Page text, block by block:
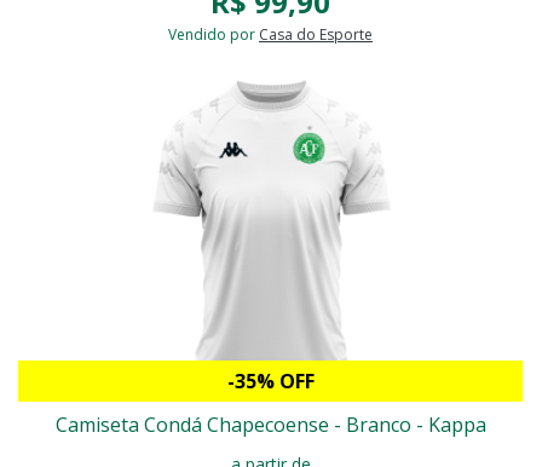
Vendido por Casa do Esporte
-35% OFF
Camiseta Condá Chapecoense - Branco - Kappa